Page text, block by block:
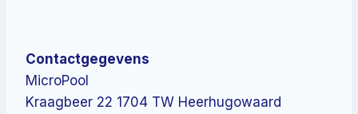
Contactgegevens
MicroPool
Kraagbeer 22 1704 TW Heerhugowaard